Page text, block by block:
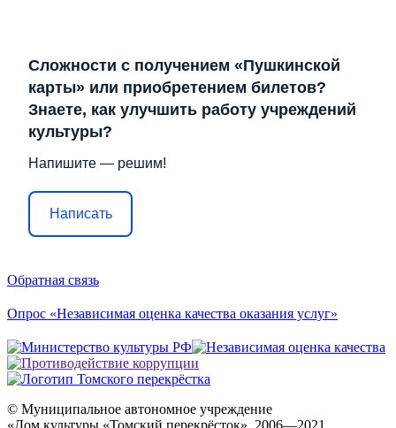
Сложности с получением «Пушкинской
карты» или приобретением билетов?
Знаете, как улучшить работу учреждений
культуры?
Напишите — решим!
Написать
Обратная связь
Опрос «Независимая оценка качества оказания услуг»
© Муниципальное автономное учреждение
«Дом культуры «Томский перекрёсток», 2006—2021